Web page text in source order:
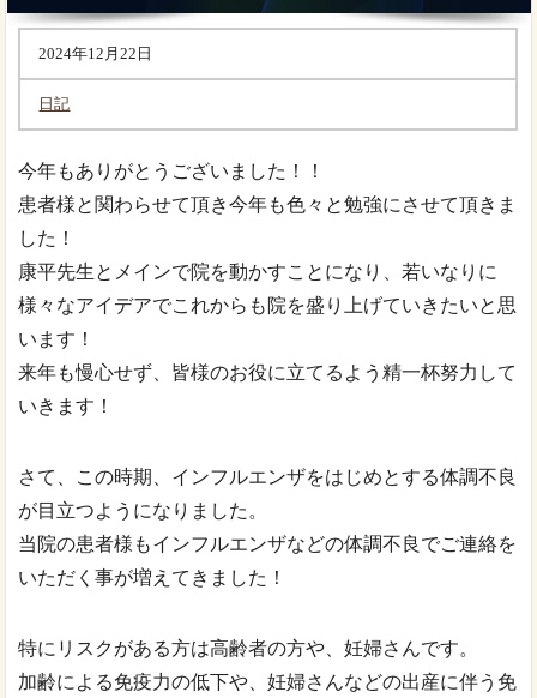
2024年12月22日
日記
今年もありがとうございました！！
患者様と関わらせて頂き今年も色々と勉強にさせて頂きま
した！
康平先生とメインで院を動かすことになり、若いなりに
様々なアイデアでこれからも院を盛り上げていきたいと思
います！
来年も慢心せず、皆様のお役に立てるよう精一杯努力して
いきます！
さて、この時期、インフルエンザをはじめとする体調不良
が目立つようになりました。
当院の患者様もインフルエンザなどの体調不良でご連絡を
いただく事が増えてきました！
特にリスクがある方は高齢者の方や、妊婦さんです。
加齢による免疫力の低下や、妊婦さんなどの出産に伴う免